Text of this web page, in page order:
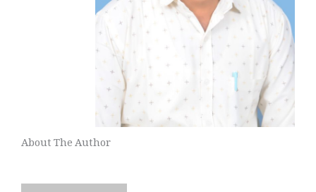
About The Author